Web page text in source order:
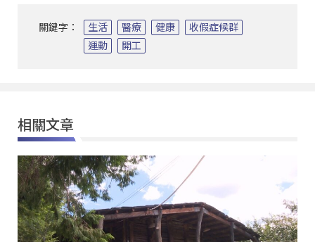
關鍵字： 生活 醫療 健康
收假症候群
運動
開工
相關文章